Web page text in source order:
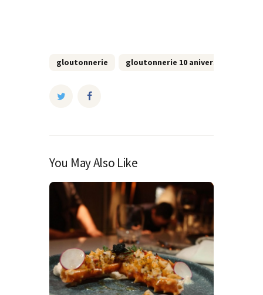
gloutonnerie gloutonnerie 10 aniversario
You May Also Like